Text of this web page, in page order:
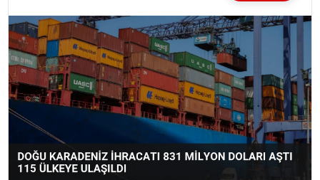
OTOMOBIL